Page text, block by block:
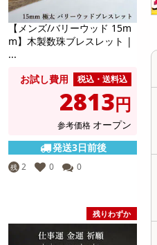
【メンズ/バリーウッド 15m
m】木製数珠ブレスレット |
...
お試し費用
税込・送料込
2813円
参考価格 オープン
発送3日前後
残 2 0 0
残りわずか